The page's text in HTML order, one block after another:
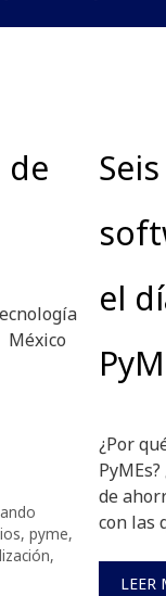
de
México
, pyme,
,
el
¿Por
de
con las
LEER